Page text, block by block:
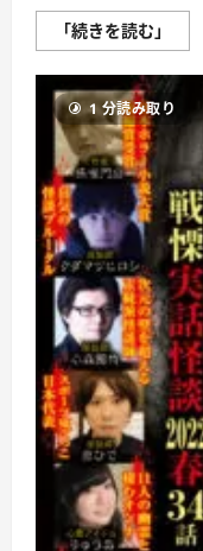
「続きを読む」
夜
の
怪
談
あ
り
と
う
ぁ
み
響
洋
平
特
別
編
2022
最
新
恐
怖
話
26
話
に
つ
い
て
さ
1 分読み取り